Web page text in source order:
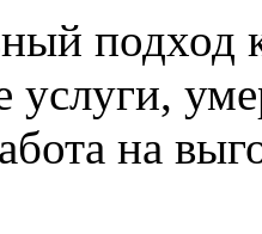
подход
услуги,
на